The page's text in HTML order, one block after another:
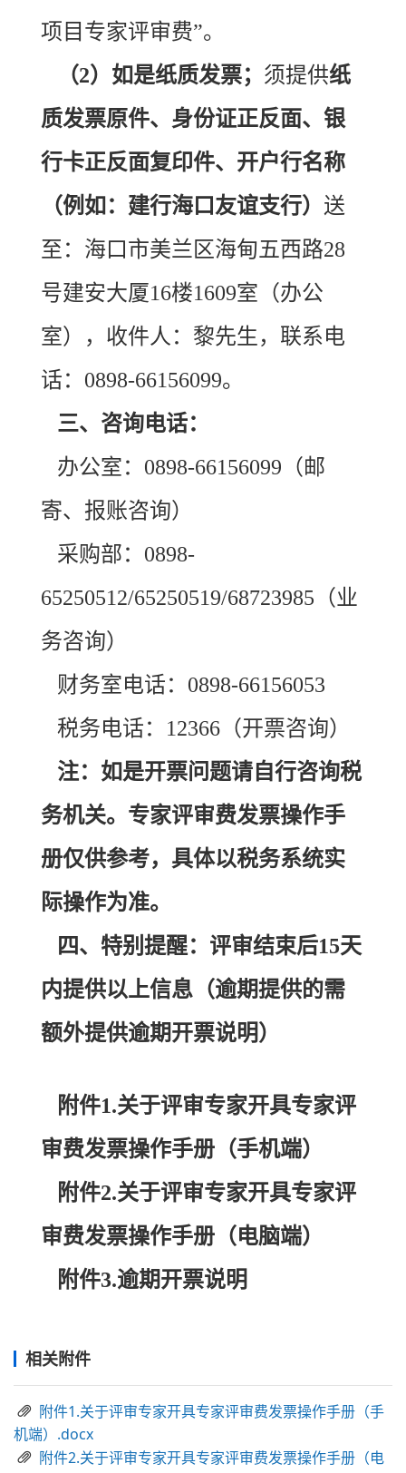
项目专家评审费”。
（2）如是纸质发票； 须提供纸
质发票原件、身份证正反面、银
行卡正反面复印件、开户行名称
（例如：建行海口友谊支行） 送
至：海口市美兰区海甸五西路28
号建安大厦16楼1609室（办公
室），收件人：黎先生，联系电
话：0898-66156099。
三、咨询电话：
办公室：0898-66156099（邮
寄、报账咨询）
采购部：0898-
65250512/65250519/68723985（业
务咨询）
财务室电话：0898-66156053
税务电话：12366（开票咨询）
注：如是开票问题请自行咨询税
务机关。专家评审费发票操作手
册仅供参考，具体以税务系统实
际操作为准。
四、特别提醒：评审结束后15天
内提供以上信息（逾期提供的需
额外提供逾期开票说明）
附件1.关于评审专家开具专家评
审费发票操作手册（手机端）
附件2.关于评审专家开具专家评
审费发票操作手册（电脑端）
附件3.逾期开票说明
相关附件
附件1.关于评审专家开具专家评审费发票操作手册（手
机端）.docx
附件2.关于评审专家开具专家评审费发票操作手册（电